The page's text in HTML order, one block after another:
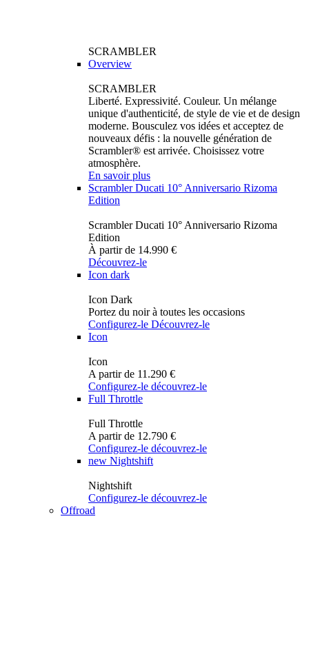
SCRAMBLER
Overview
SCRAMBLER
Liberté. Expressivité. Couleur. Un mélange
unique d'authenticité, de style de vie et de design
moderne. Bousculez vos idées et acceptez de
nouveaux défis : la nouvelle génération de
Scrambler® est arrivée. Choisissez votre
atmosphère.
En savoir plus
Scrambler Ducati 10° Anniversario Rizoma
Edition
Scrambler Ducati 10° Anniversario Rizoma
Edition
À partir de 14.990 €
Découvrez-le
Icon dark
Icon Dark
Portez du noir à toutes les occasions
Configurez-le Découvrez-le
Icon
Icon
A partir de 11.290 €
Configurez-le découvrez-le
Full Throttle
Full Throttle
A partir de 12.790 €
Configurez-le découvrez-le
new Nightshift
Nightshift
Configurez-le découvrez-le
Offroad